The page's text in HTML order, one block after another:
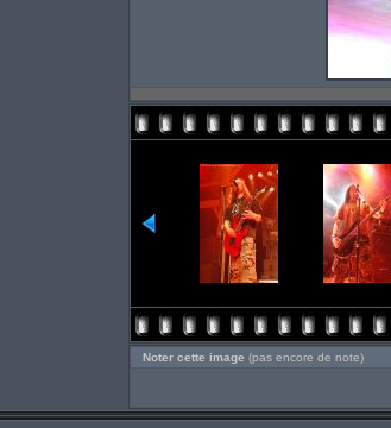
Noter cette image (pas encore de note)